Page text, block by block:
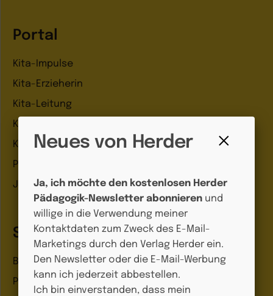
Portal
Kita-Impulse
Kita-Erzieherin
Kita-Leitung
Kita-Alltag
Kita-Feste
Podcasts
Jobbörse
Shop
Bildungsbereiche
Praxisideen
Neues von Herder
Ja, ich möchte den kostenlosen Herder
Pädagogik-Newsletter abonnieren und
willige in die Verwendung meiner
Kontaktdaten zum Zweck des E-Mail-
Marketings durch den Verlag Herder ein.
Den Newsletter oder die E-Mail-Werbung
kann ich jederzeit abbestellen.
Ich bin einverstanden, dass mein